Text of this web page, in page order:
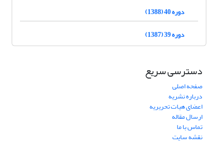
دوره 40 (1388)
دوره 39 (1387)
دسترسی سریع
صفحه اصلی
درباره نشریه
اعضای هیات تحریریه
ارسال مقاله
تماس با ما
نقشه سایت